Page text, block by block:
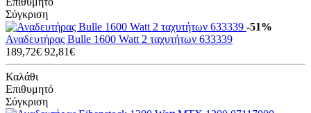
Σύγκριση
-51%
Αναδευτήρας Bulle 1600 Watt 2 ταχυτήτων 633339
189,72€ 92,81€
Καλάθι
Επιθυμητό
Σύγκριση